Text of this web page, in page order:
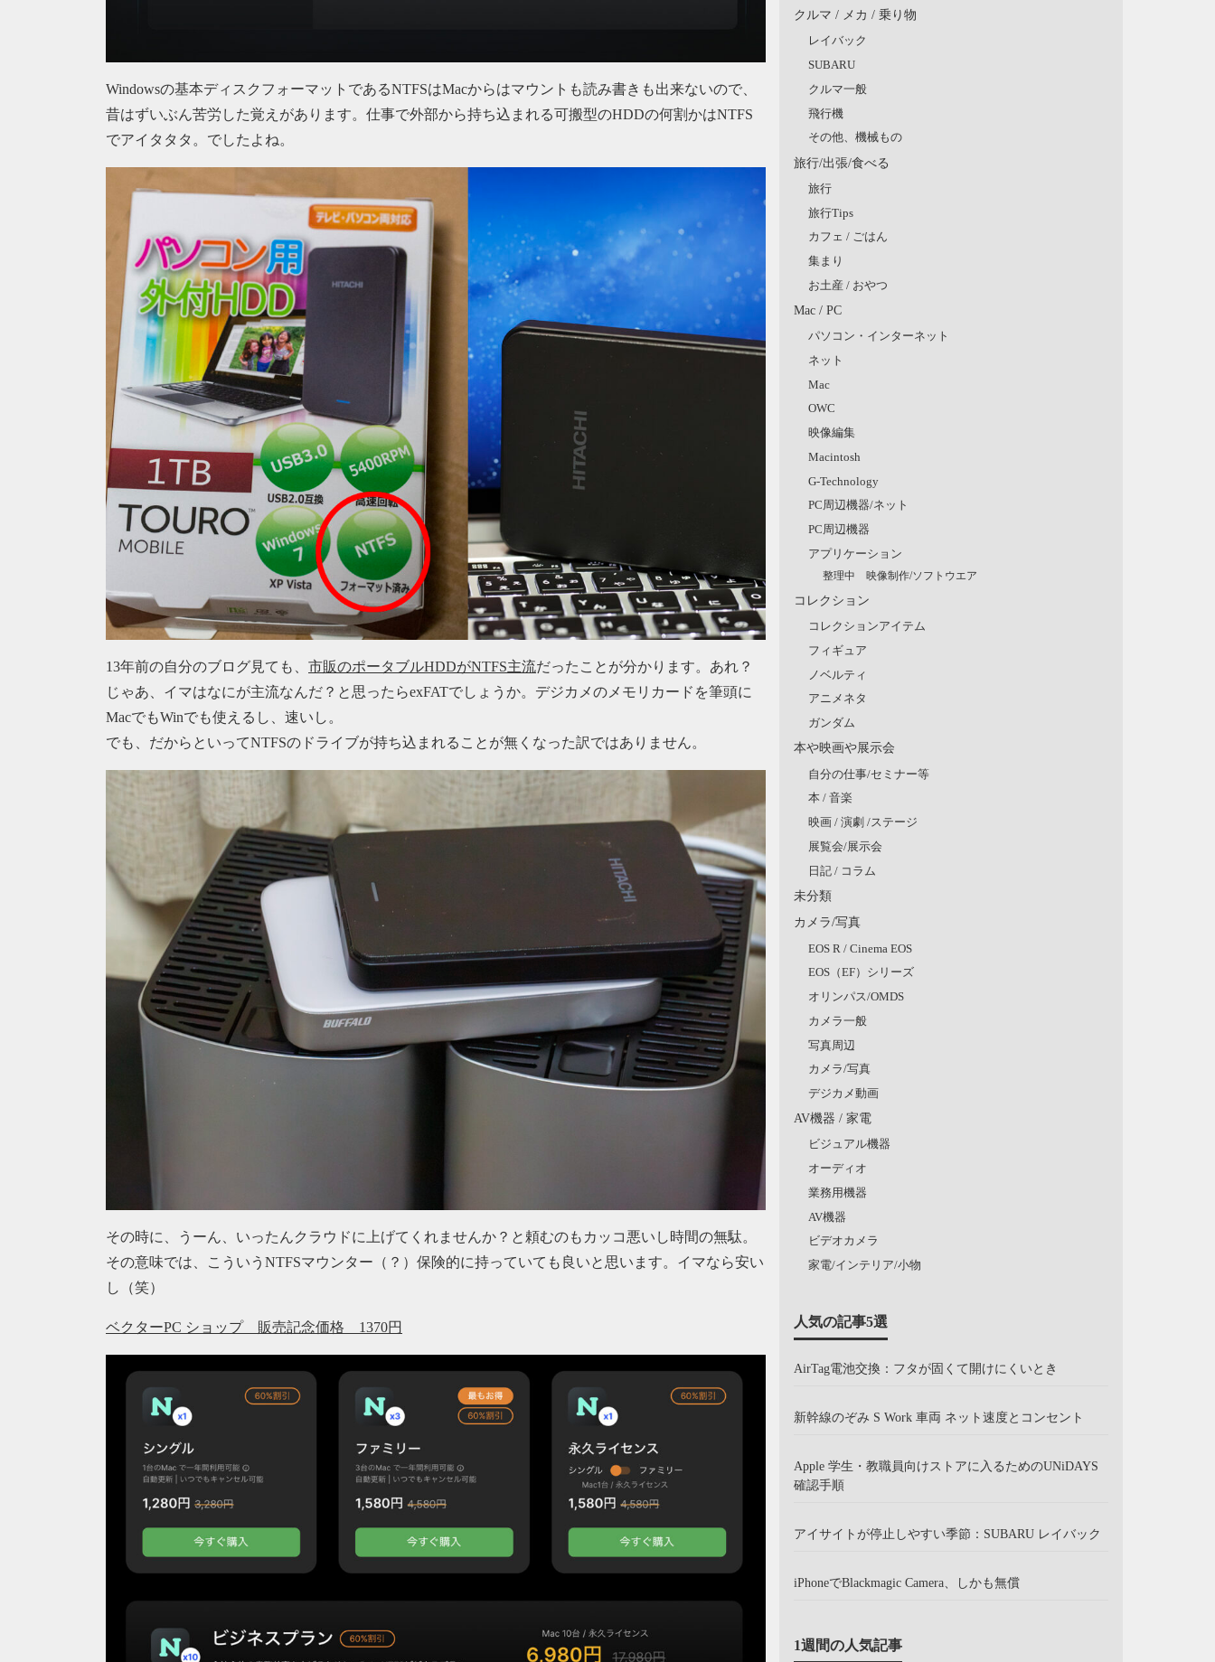
Windowsの基本ディスクフォーマットであるNTFSはMacからはマウントも読み書きも出来ないので、
昔はずいぶん苦労した覚えがあります。仕事で外部から持ち込まれる可搬型のHDDの何割かはNTFS
でアイタタタ。でしたよね。
13年前の自分のブログ見ても、 市販のポータブルHDDがNTFS主流だったことが分かります。あれ？
じゃあ、イマはなにが主流なんだ？と思ったらexFATでしょうか。デジカメのメモリカードを筆頭に
MacでもWinでも使えるし、速いし。
でも、だからといってNTFSのドライブが持ち込まれることが無くなった訳ではありません。
その時に、うーん、いったんクラウドに上げてくれませんか？と頼むのもカッコ悪いし時間の無駄。
その意味では、こういうNTFSマウンター（？）保険的に持っていても良いと思います。イマなら安い
し（笑）
ベクターPC ショップ 販売記念価格 1370円
クルマ / メカ / 乗り物
レイバック
SUBARU
クルマ一般
飛行機
その他、機械もの
旅行/出張/食べる
旅行
旅行Tips
カフェ / ごはん
集まり
お土産 / おやつ
Mac / PC
パソコン・インターネット
ネット
Mac
OWC
映像編集
Macintosh
G-Technology
PC周辺機器/ネット
PC周辺機器
アプリケーション
整理中 映像制作/ソフトウエア
コレクション
コレクションアイテム
フィギュア
ノベルティ
アニメネタ
ガンダム
本や映画や展示会
自分の仕事/セミナー等
本 / 音楽
映画 / 演劇 /ステージ
展覧会/展示会
日記 / コラム
未分類
カメラ/写真
EOS R / Cinema EOS
EOS（EF）シリーズ
オリンパス/OMDS
カメラ一般
写真周辺
カメラ/写真
デジカメ動画
AV機器 / 家電
ビジュアル機器
オーディオ
業務用機器
AV機器
ビデオカメラ
家電/インテリア/小物
人気の記事5選
AirTag電池交換：フタが固くて開けにくいとき
新幹線のぞみ S Work 車両 ネット速度とコンセント
Apple 学生・教職員向けストアに入るためのUNiDAYS
確認手順
アイサイトが停止しやすい季節：SUBARU レイバック
iPhoneでBlackmagic Camera、しかも無償
1週間の人気記事